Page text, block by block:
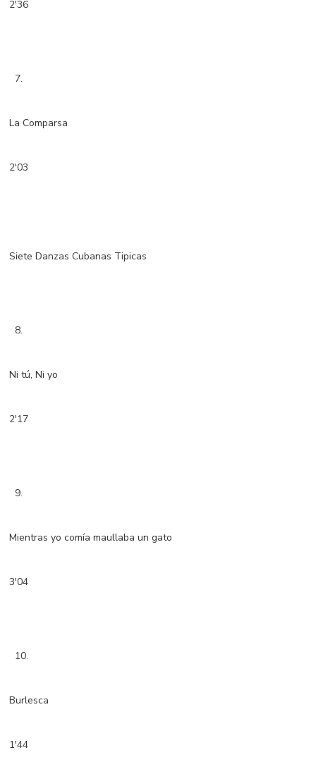
2'36
7.
La Comparsa
2'03
Siete Danzas Cubanas Tipicas
8.
Ni tú, Ni yo
2'17
9.
Mientras yo comía maullaba un gato
3'04
10.
Burlesca
1'44